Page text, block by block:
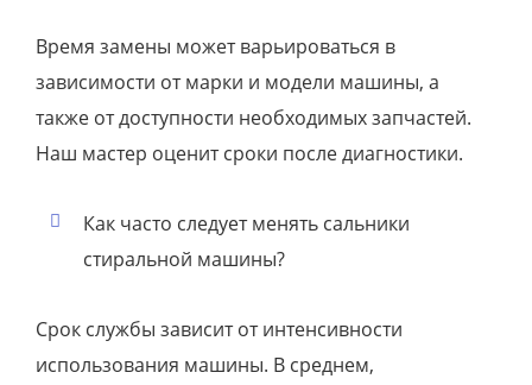
Время замены может варьироваться в
зависимости от марки и модели машины, а
также от доступности необходимых запчастей.
Наш мастер оценит сроки после диагностики.
Как часто следует менять сальники
стиральной машины?
Срок службы зависит от интенсивности
использования машины. В среднем,